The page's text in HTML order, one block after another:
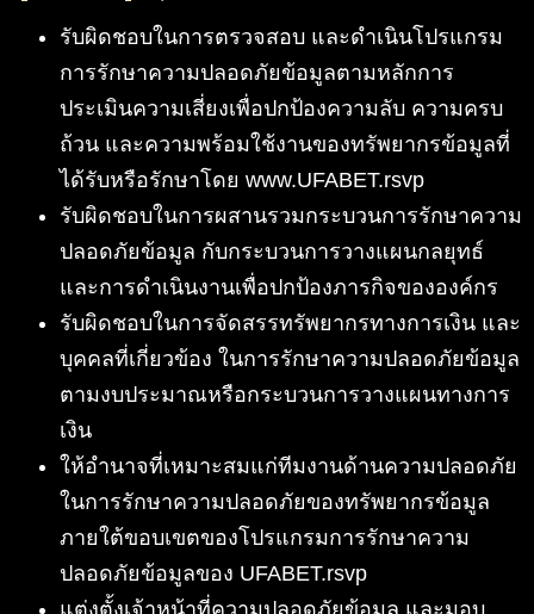
รับผิดชอบในการตรวจสอบ และดำเนินโปรแกรม
การรักษาความปลอดภัยข้อมูลตามหลักการ
ประเมินความเสี่ยงเพื่อปกป้องความลับ ความครบ
ถ้วน และความพร้อมใช้งานของทรัพยากรข้อมูลที่
ได้รับหรือรักษาโดย www.UFABET.rsvp
รับผิดชอบในการผสานรวมกระบวนการรักษาความ
ปลอดภัยข้อมูล กับกระบวนการวางแผนกลยุทธ์
และการดำเนินงานเพื่อปกป้องภารกิจขององค์กร
รับผิดชอบในการจัดสรรทรัพยากรทางการเงิน และ
บุคคลที่เกี่ยวข้อง ในการรักษาความปลอดภัยข้อมูล
ตามงบประมาณหรือกระบวนการวางแผนทางการ
เงิน
ให้อำนาจที่เหมาะสมแก่ทีมงานด้านความปลอดภัย
ในการรักษาความปลอดภัยของทรัพยากรข้อมูล
ภายใต้ขอบเขตของโปรแกรมการรักษาความ
ปลอดภัยข้อมูลของ UFABET.rsvp
แต่งตั้งเจ้าหน้าที่ความปลอดภัยข้อมูล และมอบ